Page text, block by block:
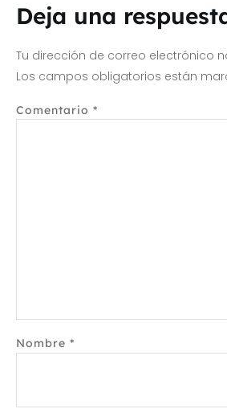
Deja una
Tu dirección de correo electrónico
Los campos obligatorios están
Comentario *
Nombre *